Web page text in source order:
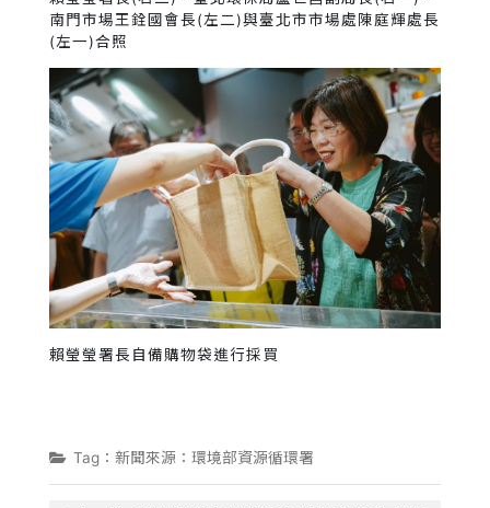
南門市場王銓國會長(左二)與臺北市市場處陳庭輝處長
(左一)合照
賴瑩瑩署長自備購物袋進行採買
Tag：新聞來源：環境部資源循環署